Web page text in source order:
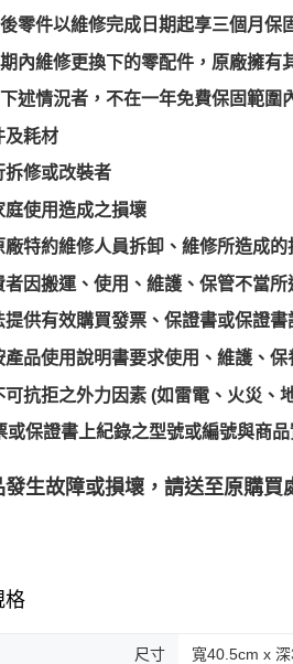
零件以維修完成日期起享三個月保
內維修更換下的零配件，原廠擁有
述情況者，不在一年免費保固範圍
及耗材
拆修或改裝者
庭使用造成之損壞
廠特約維修人員拆卸、維修所造成的
者因搬運、使用、維護、保管不當所
提供有效購買發票、保證書或保證書
產品使用說明書要求使用、維護、
可抗拒之外力因素 (如雷電、火災、
或保證書上紀錄之型號或編號與商
發生故障或損壞，請送至原購買
格
尺寸 寬40.5cm x